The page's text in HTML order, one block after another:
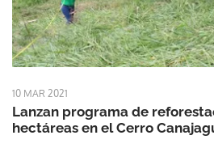
10 MAR 2021
Lanzan programa de
hectáreas en el Cerro